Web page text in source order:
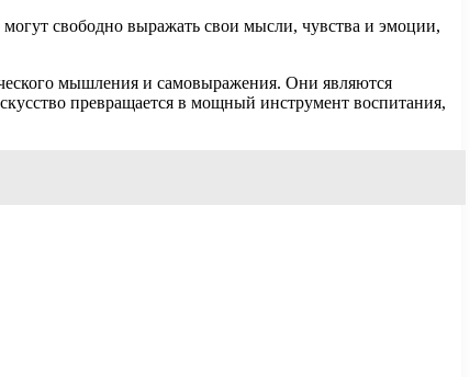
свободно выражать свои мысли, чувства и эмоции,
мышления и самовыражения. Они являются
превращается в мощный инструмент воспитания,